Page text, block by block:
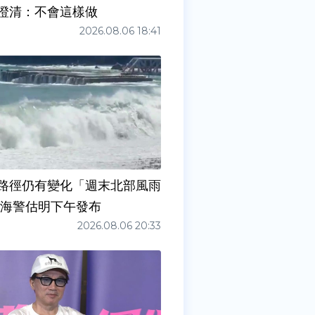
清：不會這樣做
2026.08.06 18:41
徑仍有變化「週末北部風雨
警估明下午發布
2026.08.06 20:33